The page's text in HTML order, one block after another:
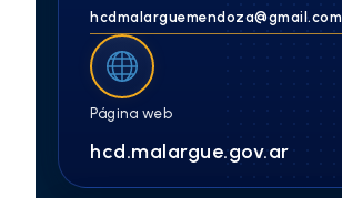
hcdmalarguemendoza@gmail.com
Página web
hcd.malargue.gov.ar